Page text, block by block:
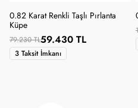
0.82 Karat Renkli Taşlı Pırlanta
Küpe
79.230 TL59.430 TL
3 Taksit İmkanı